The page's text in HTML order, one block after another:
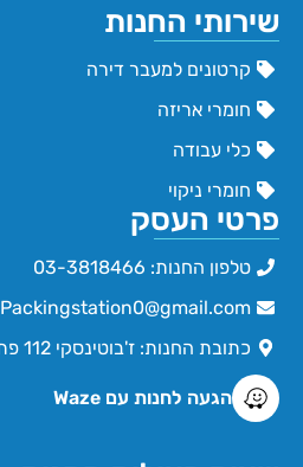
שירותי החנות
קרטונים למעבר דירה
חומרי אריזה
כלי עבודה
חומרי ניקוי
פרטי העסק
טלפון החנות: 03-3818466
Packingstation0@gmail.com
כתובת החנות: ז'בוטינסקי 112 פתח תקווה
הגעה לחנות עם Waze